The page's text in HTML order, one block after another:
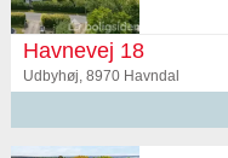
Havnevej 18
Udbyhøj, 8970 Havndal